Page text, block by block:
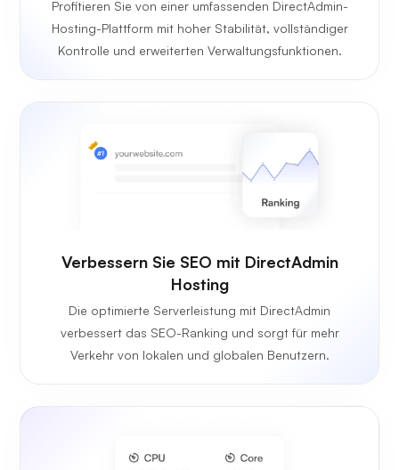
Profitieren Sie von einer umfassenden DirectAdmin-
Hosting-Plattform mit hoher Stabilität, vollständiger
Kontrolle und erweiterten Verwaltungsfunktionen.
Verbessern Sie SEO mit DirectAdmin
Hosting
Die optimierte Serverleistung mit DirectAdmin
verbessert das SEO-Ranking und sorgt für mehr
Verkehr von lokalen und globalen Benutzern.